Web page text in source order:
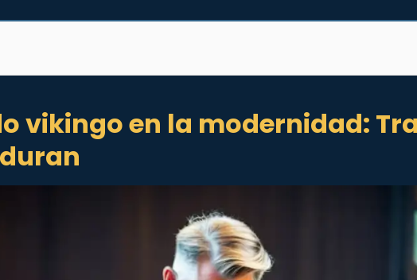
vikingo en la modernidad: